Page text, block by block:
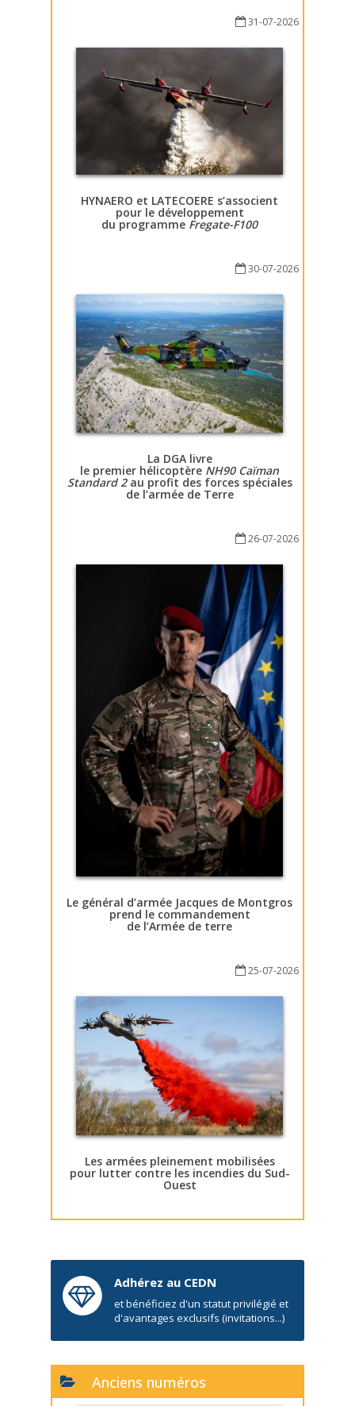
31-07-2026
HYNAERO et LATECOERE s’associent
pour le développement
du programme Fregate-F100
30-07-2026
La DGA livre
le premier hélicoptère NH90 Caïman
Standard 2au profit des forces spéciales
de l’armée de Terre
26-07-2026
Le général d’armée Jacques de Montgros
prend le commandement
de l’Armée de terre
25-07-2026
Les armées pleinement mobilisées
pour lutter contre les incendies du Sud-
Ouest
Adhérez au CEDN
et bénéficiez d'un statut privilégié et
d'avantages exclusifs (invitations...)
Anciens numéros